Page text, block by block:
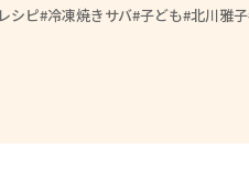
シピ 冷凍焼きサバ 子ども 北川雅子